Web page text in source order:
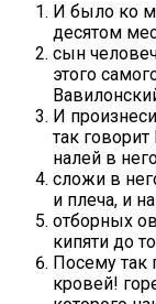
И было ко
десятом
сын
этого
И
так говорит
налей в
сложи в
и плеча, и
отборных
кипяти до
Посему так
кровей!